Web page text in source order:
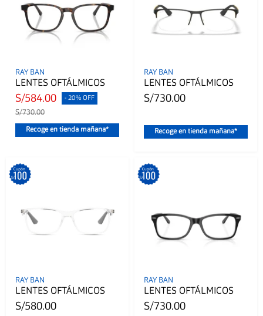
RAY BAN
LENTES OFTÁLMICOS
S/584.00 - 20% OFF
S/730.00
Recoge en tienda mañana*
RAY BAN
LENTES OFTÁLMICOS
S/730.00
Recoge en tienda mañana*
RAY BAN
LENTES OFTÁLMICOS
S/580.00
RAY BAN
LENTES OFTÁLMICOS
S/730.00